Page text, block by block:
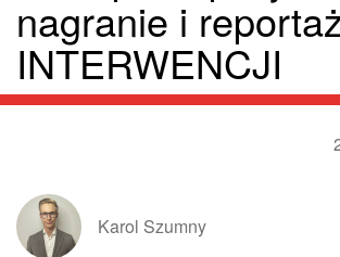
nagranie i
INTERWENCJI
Karol Szumny